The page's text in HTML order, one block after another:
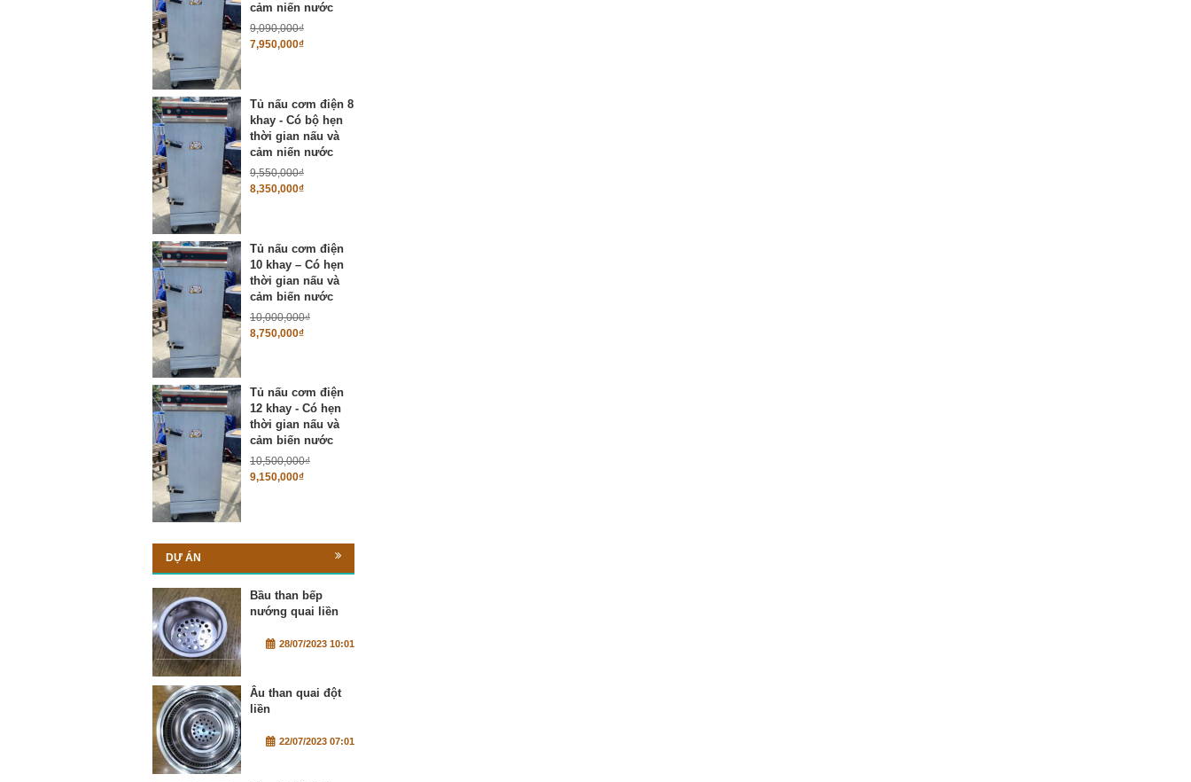
cảm niến nước
9,090,000₫
7,950,000₫
Tủ nấu cơm điện 8
khay - Có bộ hẹn
thời gian nấu và
cảm niến nước
9,550,000₫
8,350,000₫
Tủ nấu cơm điện
10 khay – Có hẹn
thời gian nấu và
cảm biến nước
10,000,000₫
8,750,000₫
Tủ nấu cơm điện
12 khay - Có hẹn
thời gian nấu và
cảm biến nước
10,500,000₫
9,150,000₫
DỰ ÁN
Bầu than bếp
nướng quai liền
28/07/2023 10:01
Âu than quai đột
liền
22/07/2023 07:01